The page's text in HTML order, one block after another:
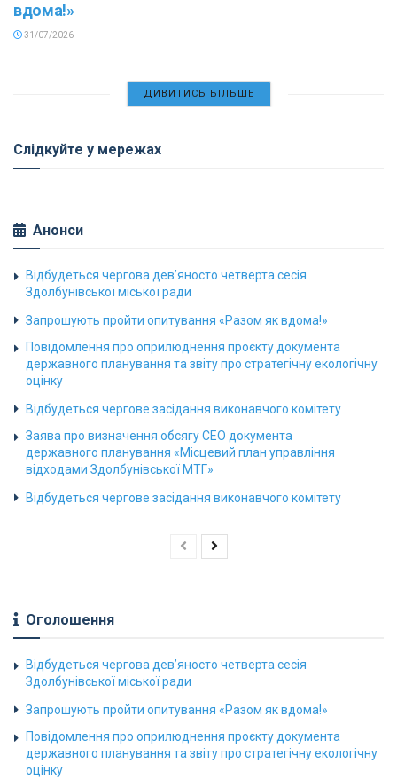
вдома!»
31/07/2026
ДИВИТИСЬ БІЛЬШЕ
Слідкуйте у мережах
Анонси
Відбудеться чергова дев’яносто четверта сесія
Здолбунівської міської ради
Запрошують пройти опитування «Разом як вдома!»
Повідомлення про оприлюднення проєкту документа
державного планування та звіту про стратегічну екологічну
оцінку
Відбудеться чергове засідання виконавчого комітету
Заява про визначення обсягу СЕО документа
державного планування «Місцевий план управління
відходами Здолбунівської МТГ»
Відбудеться чергове засідання виконавчого комітету
Оголошення
Відбудеться чергова дев’яносто четверта сесія
Здолбунівської міської ради
Запрошують пройти опитування «Разом як вдома!»
Повідомлення про оприлюднення проєкту документа
державного планування та звіту про стратегічну екологічну
оцінку